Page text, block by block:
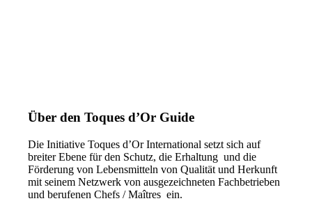
Über den Toques d’Or Guide
Die Initiative Toques d’Or International setzt sich auf
breiter Ebene für den Schutz, die Erhaltung und die
Förderung von Lebensmitteln von Qualität und Herkunft
mit seinem Netzwerk von ausgezeichneten Fachbetrieben
und berufenen Chefs / Maîtres ein.